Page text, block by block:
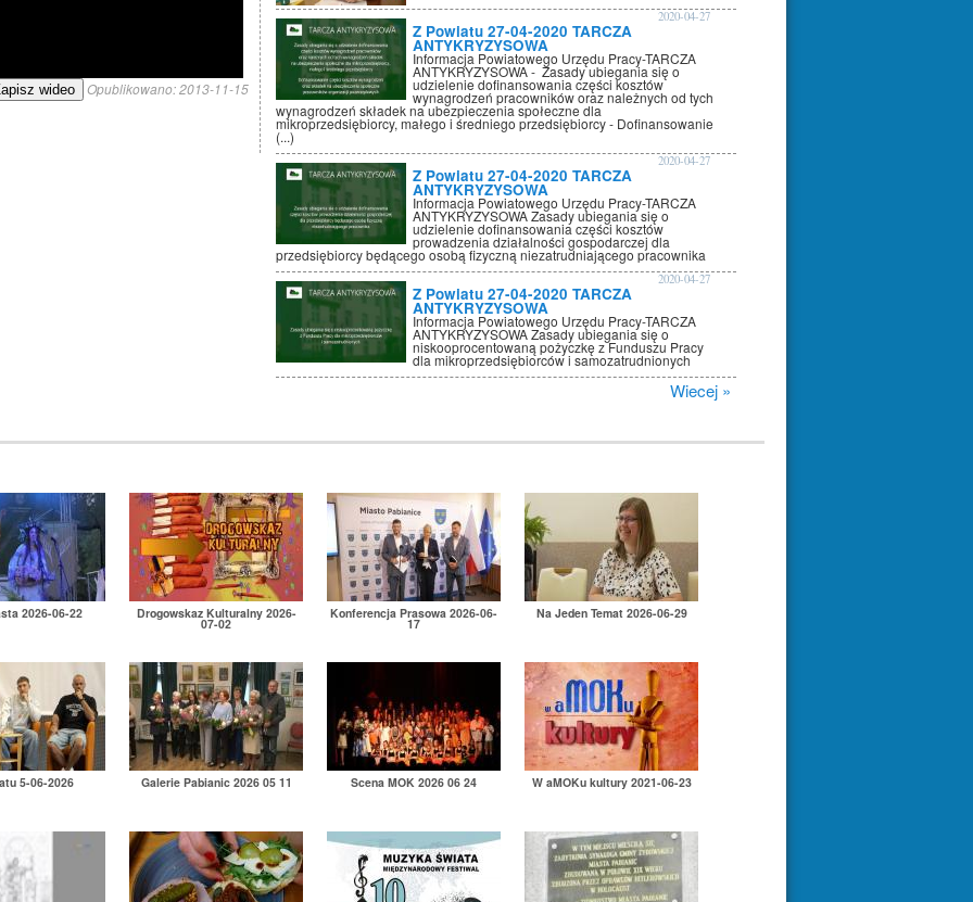
wideo Opublikowano:2013-11-15
Z Powiatu 27-04-2020 TARCZA
ANTYKRYZYSOWA
2020-04-27
Informacja Powiatowego Urzędu Pracy-TARCZA
ANTYKRYZYSOWA - Zasady ubiegania się o
udzielenie dofinansowania części kosztów
wynagrodzeń pracowników oraz należnych od tych
wynagrodzeń składek na ubezpieczenia społeczne dla
mikroprzedsiębiorcy, małego i średniego przedsiębiorcy - Dofinansowanie
(...)
Z Powiatu 27-04-2020 TARCZA
ANTYKRYZYSOWA
2020-04-27
Informacja Powiatowego Urzędu Pracy-TARCZA
ANTYKRYZYSOWA Zasady ubiegania się o
udzielenie dofinansowania części kosztów
prowadzenia działalności gospodarczej dla
przedsiębiorcy będącego osobą fizyczną niezatrudniającego pracownika
Z Powiatu 27-04-2020 TARCZA
ANTYKRYZYSOWA
2020-04-27
Informacja Powiatowego Urzędu Pracy-TARCZA
ANTYKRYZYSOWA Zasady ubiegania się o
niskooprocentowaną pożyczkę z Funduszu Pracy
dla mikroprzedsiębiorców i samozatrudnionych
Wiecej »
2026-06-22 Drogowskaz Kulturalny 2026-
07-02
Konferencja Prasowa 2026-06-
17
Na Jeden Temat 2026-06-29
5-06-2026 Galerie Pabianic 2026 05 11 Scena MOK 2026 06 24 W aMOKu kultury 2021-06-23